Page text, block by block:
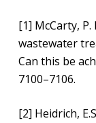
[1] McCarty, P.
wastewater
Can this be
7100–7106.
[2] Heidrich,